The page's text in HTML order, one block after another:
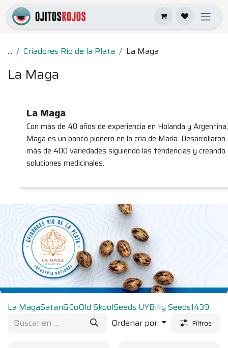
Ir al contenido
... Criadores Río de la Plata La Maga
La Maga
La Maga
Con más de 40 años de experiencia en Holanda y
Maga es un banco pionero en la cría de María. Desarrollaron
más de 400 variedades siguiendo las tendencias y creando
soluciones medicinales.
La MagaSatan&CoOld SkoolSeeds UYBilly Seeds1439
Ordenar por
Filtros